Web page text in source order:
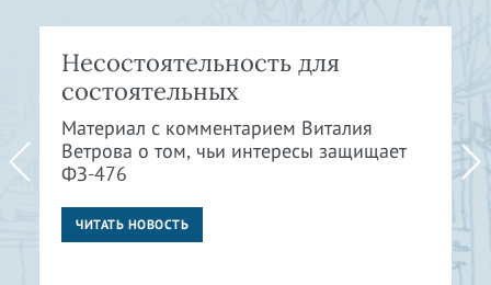
Несостоятельность для
состоятельных
Материал с комментарием Виталия
Ветрова о том, чьи интересы защищает
ФЗ-476
ЧИТАТЬ НОВОСТЬ